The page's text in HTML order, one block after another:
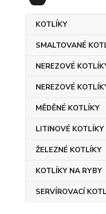
KOTLÍKY
SMALTOVANÉ
NEREZOVÉ
NEREZOVÉ
MĚDĚNÉ KOTLÍKY
LITINOVÉ KOTLÍKY
ŽELEZNÉ KOTLÍKY
KOTLÍKY NA RYBY
SERVÍROVACÍ